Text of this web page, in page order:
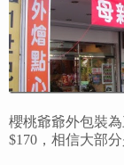
櫻桃爺爺外包裝
$170，相信大部